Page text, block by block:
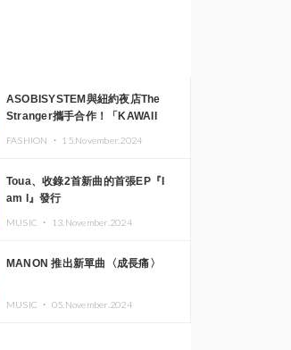
ASOBISYSTEM與紐約夜店The
Stranger攜手合作！「KAWAII
FASHION ・ 15.November.2024
Toua、收錄2首新曲的首張EP『I
am I』發行
MUSIC ・ 13.November.2024
MANON 推出新單曲〈成長痛〉
MUSIC ・ 05.November.2024